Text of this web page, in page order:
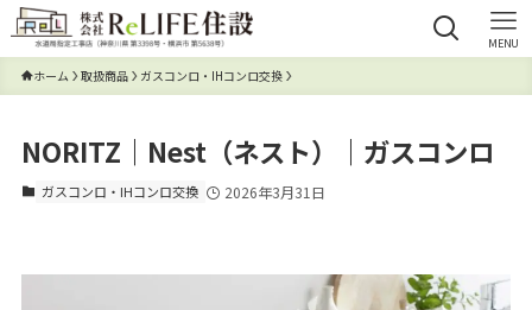
MENU
ホーム 取扱商品 ガスコンロ・IHコンロ交換
NORITZ｜Nest（ネスト）｜ガスコンロ
ガスコンロ・IHコンロ交換 2026年3月31日